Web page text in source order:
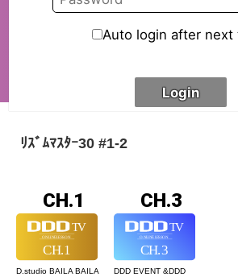
ﾘｽﾞﾑﾏｽﾀｰ30 #1-2
CH.1
D.studio BAILA BAILA
CH.3
DDD EVENT &DDD